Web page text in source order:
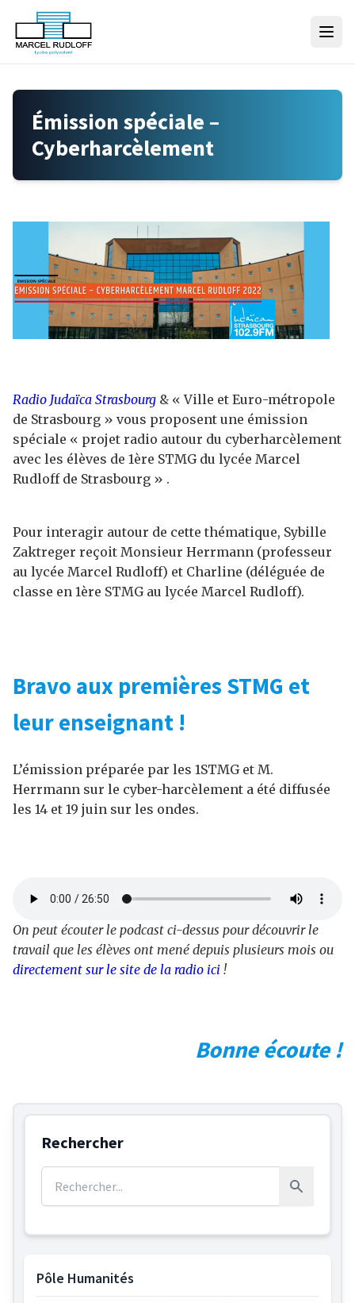
Skip to content
Émission spéciale –
Cyberharcèlement
Radio Judaïca Strasbourg & « Ville et Euro-métropole
de Strasbourg » vous proposent une émission
spéciale « projet radio autour du cyberharcèlement
avec les élèves de 1ère STMG du lycée Marcel
Rudloff de Strasbourg » .
Pour interagir autour de cette thématique, Sybille
Zaktreger reçoit Monsieur Herrmann (professeur
au lycée Marcel Rudloff) et Charline (déléguée de
classe en 1ère STMG au lycée Marcel Rudloff).
Bravo aux premières STMG et
leur enseignant !
L’émission préparée par les 1STMG et M.
Herrmann sur le cyber-harcèlement a été diffusée
les 14 et 19 juin sur les ondes.
On peut écouter le podcast ci-dessus pour découvrir le
travail que les élèves ont mené depuis plusieurs mois ou
directement sur le site de la radio ici !
Bonne écoute !
Rechercher
Rechercher :
Rechercher
Pôle Humanités